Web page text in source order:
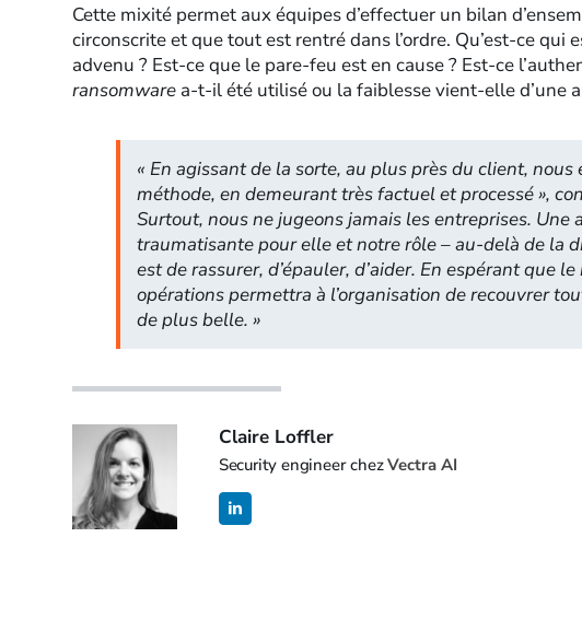
Cette mixité permet aux équipes d’effectuer un bilan
circonscrite et que tout est rentré dans l’ordre. Qu’est-ce qui
advenu ? Est-ce que le pare-feu est en cause ? Est-ce
ransomwarea-t-il été utilisé ou la faiblesse vient-elle d’une
« En agissant de la sorte, au plus près du client, nous
méthode, en demeurant très factuel et processé»,
Surtout, nous ne jugeons jamais les entreprises. Une
traumatisante pour elle et notre rôle – au-delà de la
est de rassurer, d’épauler, d’aider. En espérant que
opérations permettra à l’organisation de recouvrer
de plus belle. »
Claire Loffler
Security engineer chezVectra AI